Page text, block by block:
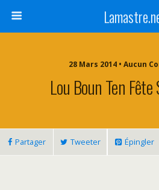
28 Mars 2014 • Aucun
Lou Boun Ten
Partager Tweeter Épingler